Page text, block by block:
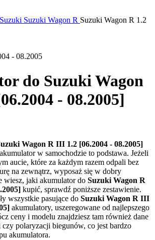
Suzuki Suzuki Wagon R Suzuki Wagon R 1.2
- 08.2005
do Suzuki Wagon
- 08.2005]
Wagon R III 1.2 [06.2004 - 08.2005]
w samochodzie to podstawa. Jeżeli
aucie, które za każdym razem odpali bez
na zewnątrz, wyposaż się w dobry
wiesz, jaki akumulator do Suzuki Wagon R
kupić, sprawdź poniższe zestawienie.
wszystkie pasujące do Suzuki Wagon R III
akumulatory, uszeregowane od najlepszego
ceny i modelu znajdziesz tam również dane
czy polaryzacji biegunów, co jest bardzo
akumulatora.